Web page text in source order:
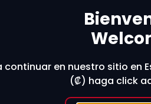
continuar en nuestro sitio en
(₡) haga click